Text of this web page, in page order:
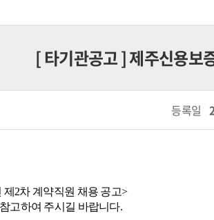
[타기관공고] 제주신용보
등록일
제2차 계약직원 채용 공고>
고하여 주시길 바랍니다.